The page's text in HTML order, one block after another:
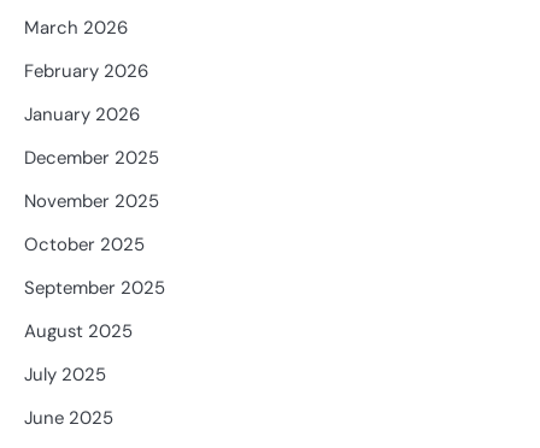
March 2026
February 2026
January 2026
December 2025
November 2025
October 2025
September 2025
August 2025
July 2025
June 2025